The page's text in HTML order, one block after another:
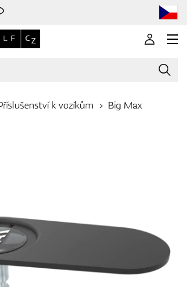
k vozíkům Big Max